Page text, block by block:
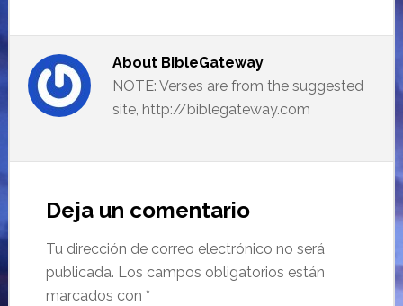
About BibleGateway
NOTE: Verses are from the suggested
site, http://biblegateway.com
Deja un comentario
Tu dirección de correo electrónico no será
publicada. Los campos obligatorios están
marcados con *